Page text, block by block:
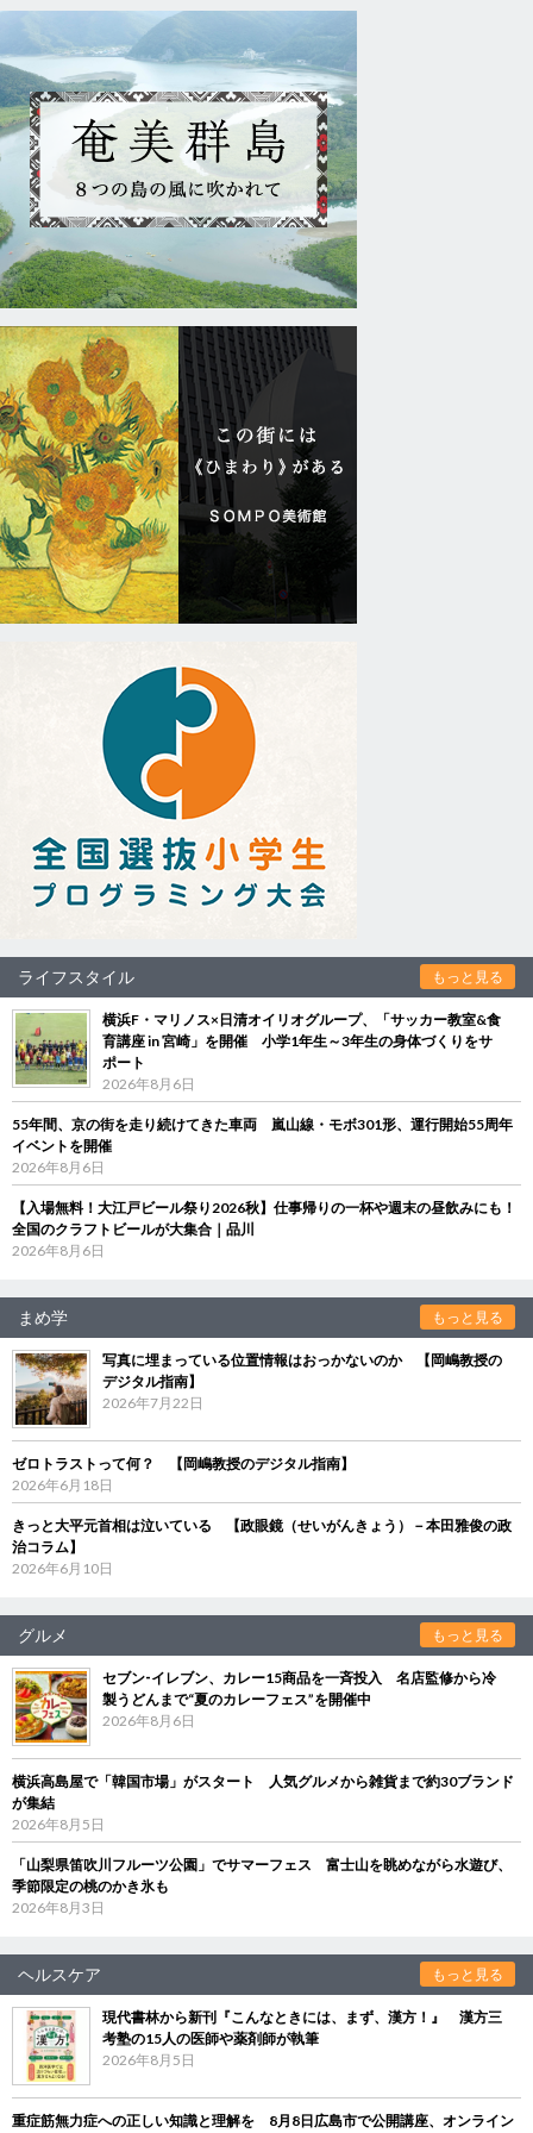
ライフスタイル もっと見る
横浜F・マリノス×日清オイリオグループ、「サッカー教室&食
育講座 in 宮崎」を開催 小学1年生～3年生の身体づくりをサ
ポート
2026年8月6日
55年間、京の街を走り続けてきた車両 嵐山線・モボ301形、運行開始55周年
イベントを開催
2026年8月6日
【入場無料！大江戸ビール祭り2026秋】仕事帰りの一杯や週末の昼飲みにも！
全国のクラフトビールが大集合｜品川
2026年8月6日
まめ学 もっと見る
写真に埋まっている位置情報はおっかないのか 【岡嶋教授の
デジタル指南】
2026年7月22日
ゼロトラストって何？ 【岡嶋教授のデジタル指南】
2026年6月18日
きっと大平元首相は泣いている 【政眼鏡（せいがんきょう）－本田雅俊の政
治コラム】
2026年6月10日
グルメ もっと見る
セブン‐イレブン、カレー15商品を一斉投入 名店監修から冷
製うどんまで“夏のカレーフェス”を開催中
2026年8月6日
横浜高島屋で「韓国市場」がスタート 人気グルメから雑貨まで約30ブランド
が集結
2026年8月5日
「山梨県笛吹川フルーツ公園」でサマーフェス 富士山を眺めながら水遊び、
季節限定の桃のかき氷も
2026年8月3日
ヘルスケア もっと見る
現代書林から新刊『こんなときには、まず、漢方！』 漢方三
考塾の15人の医師や薬剤師が執筆
2026年8月5日
重症筋無力症への正しい知識と理解を 8月8日広島市で公開講座、オンライン